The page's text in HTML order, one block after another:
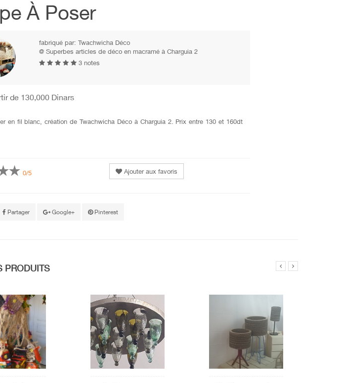
À Poser
fabriqué par: Twachwicha Déco
@ Superbes articles de déco en macramé à Charguia 2
3 notes
de 130,000 Dinars
en fil blanc, création de Twachwicha Déco à Charguia 2. Prix entre 130 et 160dt
0/5
Ajouter aux favoris
Partager Google+ Pinterest
PRODUITS